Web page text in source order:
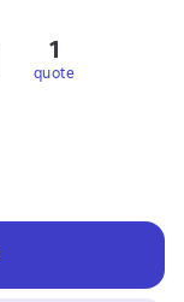
1
quote